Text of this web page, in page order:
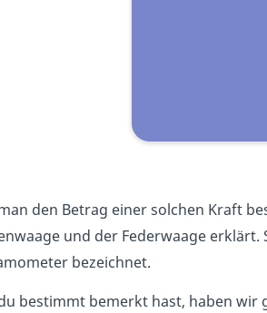
den Betrag einer solchen Kraft
und der Federwaage
bezeichnet.
bestimmt bemerkt hast, haben wir